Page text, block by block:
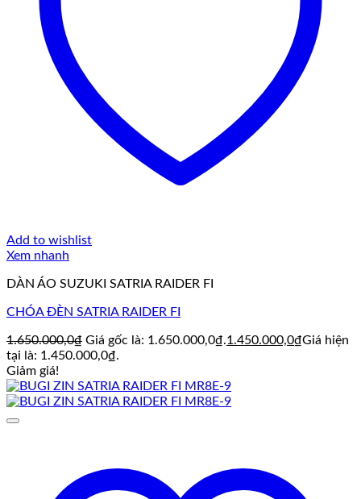
Add to wishlist
Xem nhanh
DÀN ÁO SUZUKI SATRIA RAIDER FI
CHÓA ĐÈN SATRIA RAIDER FI
1.650.000,0₫ Giá gốc là: 1.650.000,0₫.1.450.000,0₫Giá hiện
tại là: 1.450.000,0₫.
Giảm giá!